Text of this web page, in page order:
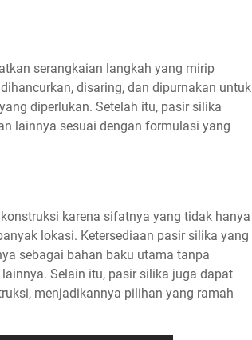
serangkaian langkah yang mirip
disaring, dan dipurnakan untuk
diperlukan. Setelah itu, pasir silika
lainnya sesuai dengan formulasi yang
karena sifatnya yang tidak hanya
lokasi. Ketersediaan pasir silika yang
sebagai bahan baku utama tanpa
Selain itu, pasir silika juga dapat
menjadikannya pilihan yang ramah